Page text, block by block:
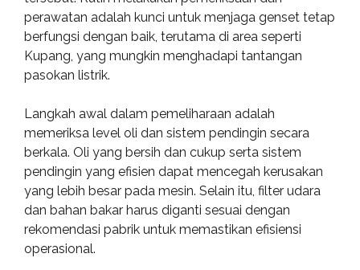
perawatan adalah kunci untuk menjaga genset tetap
berfungsi dengan baik, terutama di area seperti
Kupang, yang mungkin menghadapi tantangan
pasokan listrik.
Langkah awal dalam pemeliharaan adalah
memeriksa level oli dan sistem pendingin secara
berkala. Oli yang bersih dan cukup serta sistem
pendingin yang efisien dapat mencegah kerusakan
yang lebih besar pada mesin. Selain itu, filter udara
dan bahan bakar harus diganti sesuai dengan
rekomendasi pabrik untuk memastikan efisiensi
operasional.